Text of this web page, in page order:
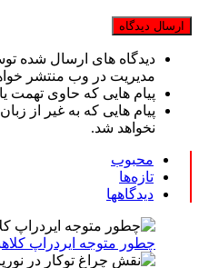
دیدگاه های ارسال شده
مدیریت در وب منتشر
پیام هایی که حاوی تهمت
پیام هایی که به غیر از
نخواهد شد.
محبوب
تازه‌ها
دیدگاهها
چطور متوجه ایردراپ